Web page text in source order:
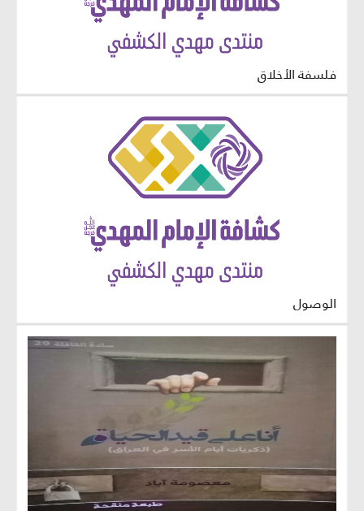
فلسفة الأخلاق
الوصول